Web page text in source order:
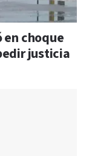
choque
justicia